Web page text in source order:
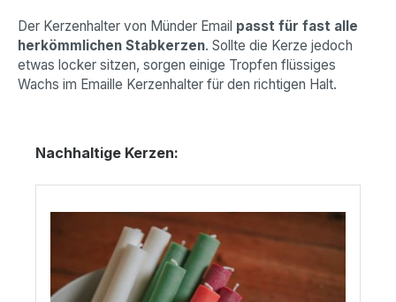
Der Kerzenhalter von Münder Email passt für fast alle
herkömmlichen Stabkerzen. Sollte die Kerze jedoch
etwas locker sitzen, sorgen einige Tropfen flüssiges
Wachs im Emaille Kerzenhalter für den richtigen Halt.
Produktgalerie überspringen
Nachhaltige Kerzen: